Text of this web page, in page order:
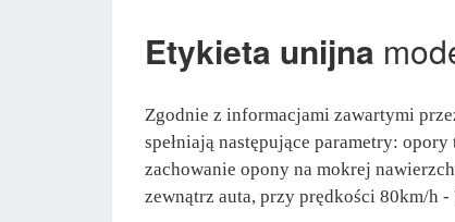
Etykieta unijna
Zgodnie z informacjami zawartymi
spełniają następujące parametry:
zachowanie opony na mokrej
zewnątrz auta, przy prędkości 80km/h -